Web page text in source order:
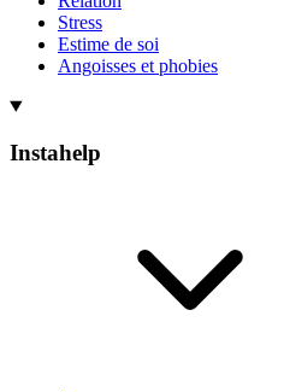
Stress
Estime de soi
Angoisses et phobies
Instahelp